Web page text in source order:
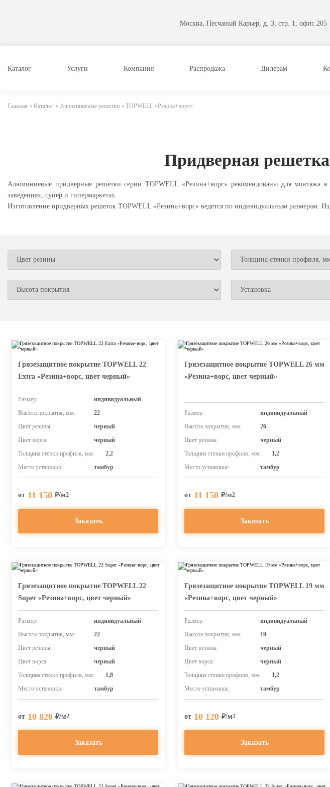
Москва, Песчаный Карьер, д. 3, стр. 1, офис 205
Каталог Услуги Компания Распродажа Дилерам
Главная »Каталог »Алюминиевые решетки »TOPWELL «Резина+ворс»
Придверная
Алюминиевые придверные решетки серии TOPWELL «Резина+ворс» рекомендованы для монтажа
заведениях, супер и гипермаркетах.
Изготовление придверных решеток TOPWELL «Резина+ворс» ведется по индивидуальным размерам.
Грязезащитное покрытие TOPWELL 22
Extra «Резина+ворс, цвет черный»
Размер:
индивидуальный
Высота покрытия, мм:
22
Цвет резины:
черный
Цвет ворса:
черный
Толщина стенки профиля, мм:
2,2
Место установки:
тамбур
от 11 150 ₽/м2
Заказать
Грязезащитное покрытие TOPWELL 26 мм
«Резина+ворс, цвет черный»
Размер:
индивидуальный
Высота покрытия, мм:
26
Цвет резины:
черный
Толщина стенки профиля, мм:
1,2
Место установки:
тамбур
от 11 150 ₽/м2
Заказать
Грязезащитное покрытие TOPWELL 22
Super «Резина+ворс, цвет черный»
Размер:
индивидуальный
Высота покрытия, мм:
22
Цвет резины:
черный
Цвет ворса:
черный
Толщина стенки профиля, мм:
1,8
Место установки:
тамбур
от 10 820 ₽/м2
Заказать
Грязезащитное покрытие TOPWELL 19 мм
«Резина+ворс, цвет черный»
Размер:
индивидуальный
Высота покрытия, мм:
19
Цвет резины:
черный
Цвет ворса:
черный
Толщина стенки профиля, мм:
1,2
Место установки:
тамбур
от 10 120 ₽/м2
Заказать